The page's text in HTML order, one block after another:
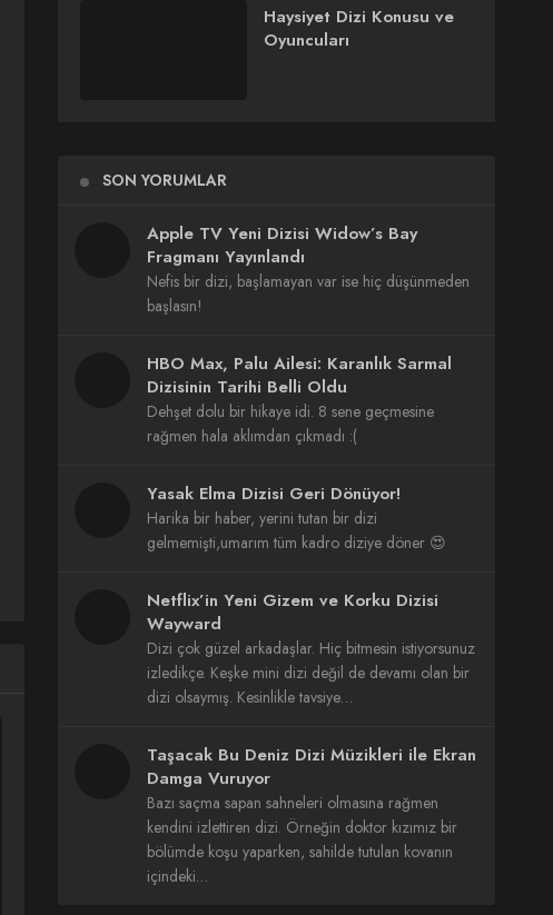
Haysiyet Dizi Konusu ve
Oyuncuları
SON YORUMLAR
Apple TV Yeni Dizisi Widow’s Bay
Fragmanı Yayınlandı
Nefis bir dizi, başlamayan var ise hiç düşünmeden
başlasın!
HBO Max, Palu Ailesi: Karanlık Sarmal
Dizisinin Tarihi Belli Oldu
Dehşet dolu bir hikaye idi. 8 sene geçmesine
rağmen hala aklımdan çıkmadı :(
Yasak Elma Dizisi Geri Dönüyor!
Harika bir haber, yerini tutan bir dizi
gelmemişti,umarım tüm kadro diziye döner 😍
Netflix’in Yeni Gizem ve Korku Dizisi
Wayward
Dizi çok güzel arkadaşlar. Hiç bitmesin istiyorsunuz
izledikçe. Keşke mini dizi değil de devamı olan bir
dizi olsaymış. Kesinlikle tavsiye…
Taşacak Bu Deniz Dizi Müzikleri ile Ekran
Damga Vuruyor
Bazı saçma sapan sahneleri olmasına rağmen
kendini izlettiren dizi. Örneğin doktor kızımız bir
bölümde koşu yaparken, sahilde tutulan kovanın
içindeki…